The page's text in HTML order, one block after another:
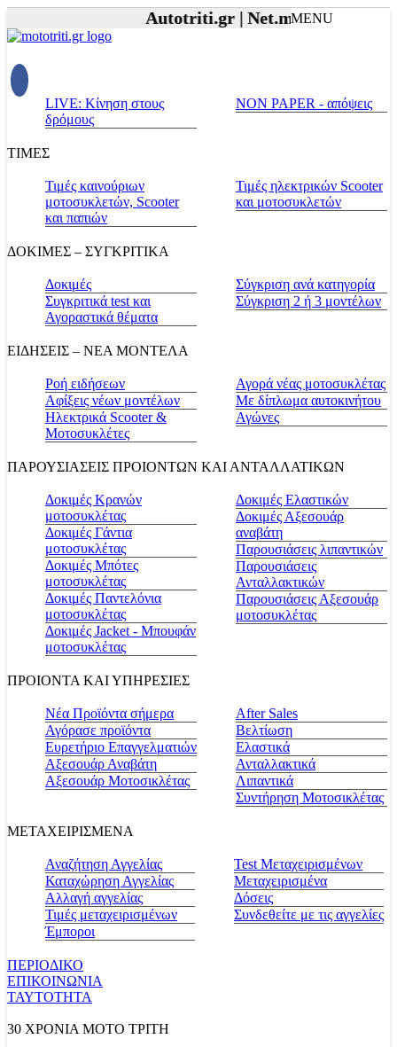
Autotriti.gr |Net.mototriti.gr |
MENU
LIVE: Κίνηση στους
δρόμους
NON PAPER - απόψεις
ΤΙΜΕΣ
Τιμές καινούριων
μοτοσυκλετών, Scooter
και παπιών
Τιμές ηλεκτρικών Scooter
και μοτοσυκλετών
ΔΟΚΙΜΕΣ – ΣΥΓΚΡΙΤΙΚΑ
Δοκιμές
Συγκριτικά test και
Αγοραστικά θέματα
Σύγκριση ανά κατηγορία
Σύγκριση 2 ή 3 μοντέλων
ΕΙΔΗΣΕΙΣ – ΝΕΑ ΜΟΝΤΕΛΑ
Ροή ειδήσεων
Αφίξεις νέων μοντέλων
Ηλεκτρικά Scooter &
Μοτοσυκλέτες
Αγορά νέας μοτοσυκλέτας
Με δίπλωμα αυτοκινήτου
Αγώνες
ΠΑΡΟΥΣΙΑΣΕΙΣ ΠΡΟΙΟΝΤΩΝ ΚΑΙ ΑΝΤΑΛΛΑΤΙΚΩΝ
Δοκιμές Κρανών
μοτοσυκλέτας
Δοκιμές Γάντια
μοτοσυκλέτας
Δοκιμές Μπότες
μοτοσυκλέτας
Δοκιμές Παντελόνια
μοτοσυκλέτας
Δοκιμές Jacket - Μπουφάν
μοτοσυκλέτας
Δοκιμές Ελαστικών
Δοκιμές Αξεσουάρ
αναβάτη
Παρουσιάσεις λιπαντικών
Παρουσιάσεις
Ανταλλακτικών
Παρουσιάσεις Αξεσουάρ
μοτοσυκλέτας
ΠΡΟΙΟΝΤΑ ΚΑΙ ΥΠΗΡΕΣΙΕΣ
Νέα Προϊόντα σήμερα
Αγόρασε προϊόντα
Ευρετήριο Επαγγελματιών
Αξεσουάρ Αναβάτη
Αξεσουάρ Μοτοσικλέτας
Αfter Sales
Βελτίωση
Ελαστικά
Ανταλλακτικά
Λιπαντικά
Συντήρηση Μοτοσικλέτας
ΜΕΤΑΧΕΙΡΙΣΜΕΝΑ
Αναζήτηση Αγγελίας
Καταχώρηση Αγγελίας
Αλλαγή αγγελίας
Τιμές μεταχειρισμένων
Έμποροι
Test Μεταχειρισμένων
Μεταχειρισμένα
Δόσεις
Συνδεθείτε με τις αγγελίες
ΠΕΡΙΟΔΙΚΟ
ΕΠΙΚΟΙΝΩΝΙΑ
ΤΑΥΤΟΤΗΤΑ
30 ΧΡΟΝΙΑ MOTO ΤΡΙΤΗ